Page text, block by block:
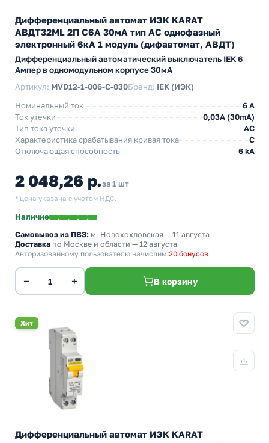
Дифференциальный автомат ИЭК KARAT
АВДТ32МL 2П С6А 30мА тип АС однофазный
электронный 6кА 1 модуль (дифавтомат, АВДТ)
Дифференциальный автоматический выключатель IEK 6
Ампер в одномодульном корпусе 30мА
Артикул: MVD12-1-006-C-030Бренд: IEK (ИЭК)
Номинальный ток
6 А
Ток утечки
0,03A (30mA)
Тип тока утечки
AC
Характеристика срабатывания кривая тока
C
Отключающая способность
6 kA
2 048,26 р.за 1 шт
* цена указана с учетом НДС.
Наличие
Самовывоз из ПВЗ: м. Новохохловская — 11 августа
Доставка по Москве и области — 12 августа
Авторизованному пользователю начислим 20 бонусов
− + В корзину
Хит
Дифференциальный автомат ИЭК KARAT